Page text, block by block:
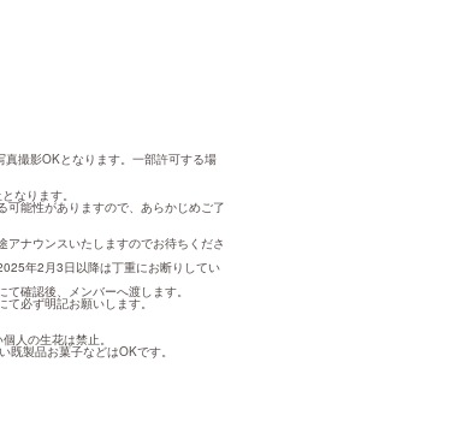
真撮影OKとなります。一部許可する場
なります。
可能性がありますので、あらかじめご了
アナウンスいたしますのでお待ちくださ
年2月3日以降は丁重にお断りしてい
確認後、メンバーへ渡します。
て必ず明記お願いします。
人の生花は禁止。
製品お菓子などはOKです。